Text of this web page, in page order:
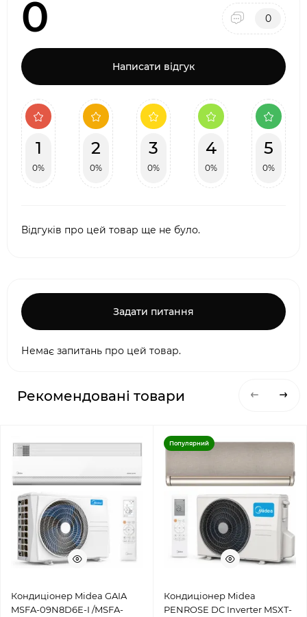
0 0
Написати відгук
1
0%
2
0%
3
0%
4
0%
5
0%
Відгуків про цей товар ще не було.
Задати питання
Немає запитань про цей товар.
Рекомендовані товари
Кондиціонер Midea GAIA
MSFA-09N8D6E-I /MSFA-
Популярний
Кондиціонер Midea
PENROSE DC Inverter MSXT-